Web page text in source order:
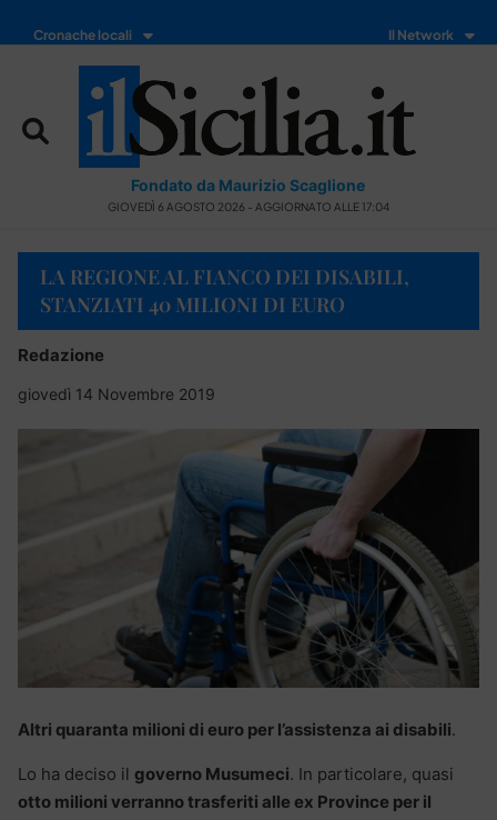
Cronache locali Il Network
Fondato da Maurizio Scaglione
GIOVEDÌ 6 AGOSTO 2026 - AGGIORNATO ALLE 17:04
LA REGIONE AL FIANCO DEI DISABILI,
STANZIATI 40 MILIONI DI EURO
Redazione
giovedì 14 Novembre 2019
Altri quaranta milioni di euro per l’assistenza ai disabili.
Lo ha deciso il governo Musumeci. In particolare, quasi
otto milioni verranno trasferiti alle ex Province per il